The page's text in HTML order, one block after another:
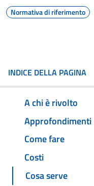
Normativa di riferimento
INDICE DELLA PAGINA
A chi è rivolto
Approfondimenti
Come fare
Costi
Cosa serve